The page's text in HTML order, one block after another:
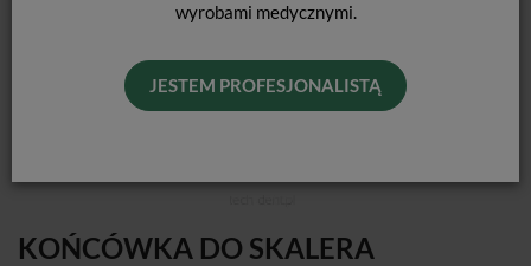
wyrobami medycznymi.
JESTEM PROFESJONALISTĄ
KOŃCÓWKA DO SKALERA